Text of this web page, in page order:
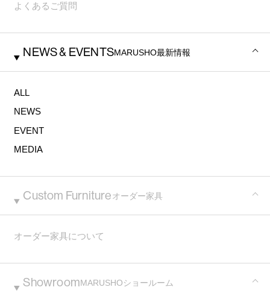
よくあるご質問
NEWS & EVENTSMARUSHO最新情報
ALL
NEWS
EVENT
MEDIA
Custom Furniture オーダー家具
オーダー家具について
Showroom MARUSHO ショールーム